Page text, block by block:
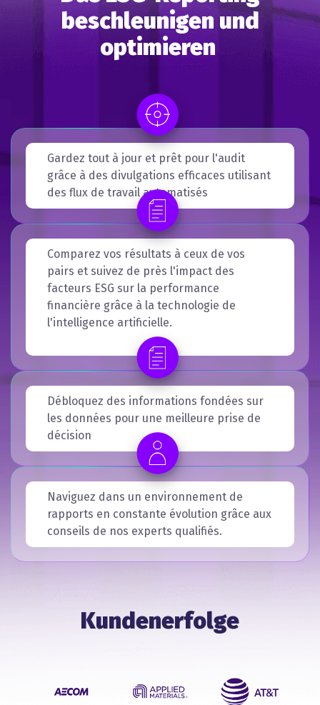
beschleunigen und
optimieren
Gardez tout à jour et prêt pour l'audit
grâce à des divulgations efficaces utilisant
des flux de travail automatisés
Comparez vos résultats à ceux de vos
pairs et suivez de près l'impact des
facteurs ESG sur la performance
financière grâce à la technologie de
l'intelligence artificielle.
Débloquez des informations fondées sur
les données pour une meilleure prise de
décision
Naviguez dans un environnement de
rapports en constante évolution grâce aux
conseils de nos experts qualifiés.
Kundenerfolge